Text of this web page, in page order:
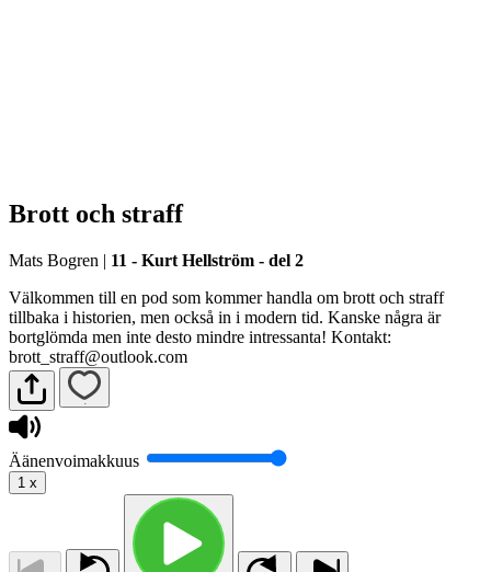
Brott och straff
Mats Bogren | 11 - Kurt Hellström - del 2
Välkommen till en pod som kommer handla om brott och straff
tillbaka i historien, men också in i modern tid. Kanske några är
bortglömda men inte desto mindre intressanta! Kontakt:
brott_straff@outlook.com
Äänenvoimakkuus
1 x